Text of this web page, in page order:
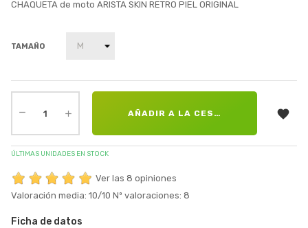
CHAQUETA de moto ARISTA SKIN RETRO PIEL ORIGINAL
TAMAÑO
AÑADIR A LA CESTA 
ÚLTIMAS UNIDADES EN STOCK
Ver las 8 opiniones
Valoración media: 10/10 Nº valoraciones: 8
Ficha de datos